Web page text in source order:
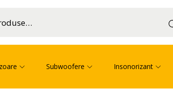
Subwoofere Insonorizant